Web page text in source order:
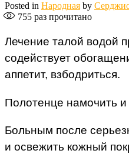
Posted in Народная by
755 раз прочитано
Лечение талой водой
содействует
аппетит, взбодриться.
Полотенце намочить и
Больным после
и освежить кожный